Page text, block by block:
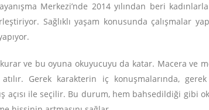
Merkezi’nde 2014 yılından beri
Sağlıklı yaşam konusunda çalışmalar
ve bu oyuna okuyucuyu da katar. Macera ve
Gerek karakterin iç konuşmalarında,
açısı ile seçilir. Bu durum, hem bahsedildiği gibi